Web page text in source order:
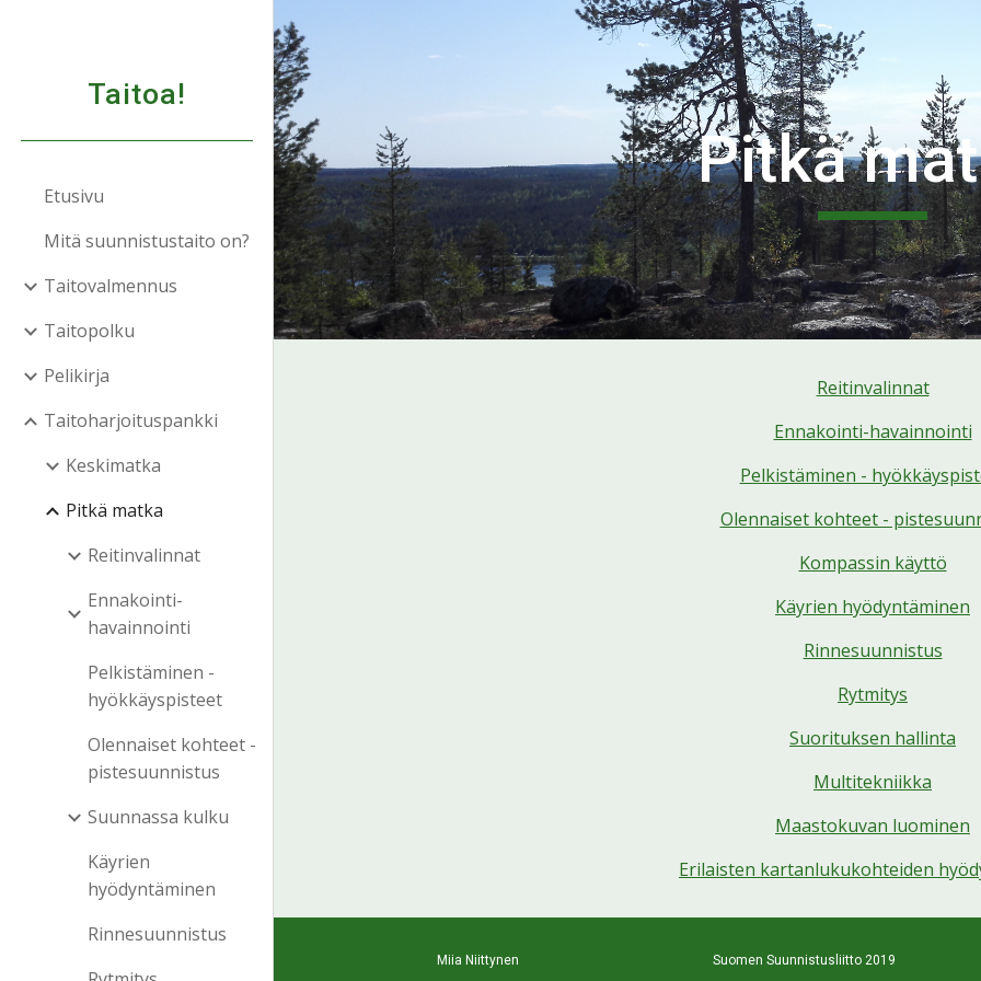
Skip to main content Skip to
Taitoa!
Etusivu
Mitä suunnistustaito on?
Taitovalmennus
Taitopolku
Pelikirja
Taitoharjoituspankki
Keskimatka
Pitkä matka
Reitinvalinnat
Ennakointi-
havainnointi
Pelkistäminen -
hyökkäyspisteet
Olennaiset kohteet -
pistesuunnistus
Suunnassa kulku
Käyrien
hyödyntäminen
Rinnesuunnistus
Pitkä
Reitinvalinnat
Ennakointi-havainnointi
Pelkistäminen -
Olennaiset kohteet -
Kompassin käyttö
Käyrien hyödyntäminen
Rinnesuunnistus
Rytmitys
Suorituksen hallinta
Multitekniikka
Maastokuvan luominen
Erilaisten kartanlukukohteiden
Miia Niittynen                                                           Suomen Suunnistusliitto 2019